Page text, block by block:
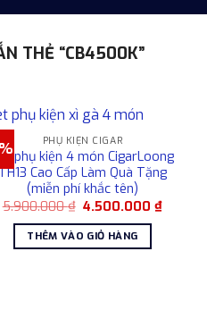
THẺ “CB4500K”
PHỤ KIỆN CIGAR
phụ kiện 4 món CigarLoong
Cao Cấp Làm Quà Tặng
(miễn phí khắc tên)
5.900.000₫ Giá
là:
5.900.000 ₫.
4.500.000 ₫Giá
THÊM VÀO GIỎ HÀNG